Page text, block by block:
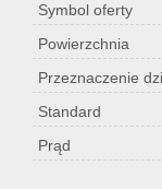
Symbol oferty
Powierzchnia
Przeznaczenie
Standard
Prąd